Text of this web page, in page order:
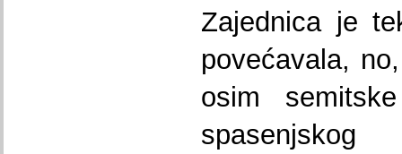
Zajednica je
povećavala,
osim